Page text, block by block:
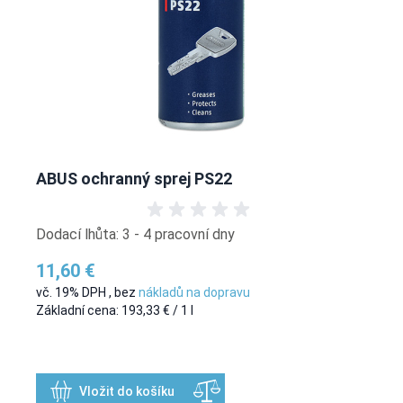
ABUS ochranný sprej PS22
Dodací lhůta: 3 - 4 pracovní dny
11,60 €
vč. 19% DPH , bez nákladů na dopravu
Základní cena: 193,33 € / 1 l
Vložit do košíku